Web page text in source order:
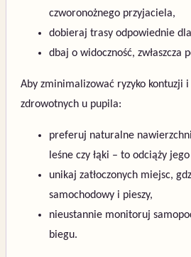
czworonożnego przyjaciela,
dobieraj trasy odpowiednie
dbaj o widoczność, zwłaszcza
Aby zminimalizować ryzyko kontuzji
zdrowotnych u pupila:
preferuj naturalne
leśne czy łąki – to odciąży
unikaj zatłoczonych miejsc,
samochodowy i pieszy,
nieustannie monitoruj
biegu.